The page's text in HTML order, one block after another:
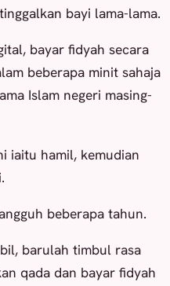
bayi lama-lama.
bayar fidyah secara
beberapa minit sahaja
Islam negeri masing-
iaitu hamil, kemudian
beberapa tahun.
barulah timbul rasa
qada dan bayar fidyah